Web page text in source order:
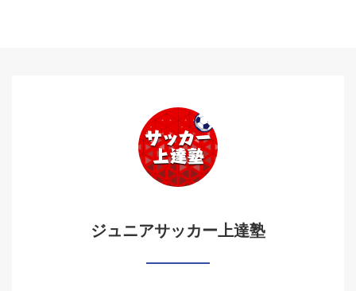
ジュニアサッカー上達塾